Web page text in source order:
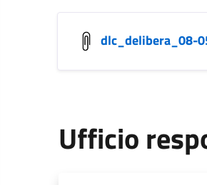
dlc_delibera_08-
Ufficio